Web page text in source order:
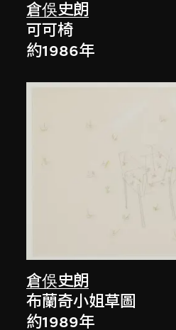
倉俁史朗
可可椅
約1986年
倉俁史朗
布蘭奇小姐草圖
約1989年